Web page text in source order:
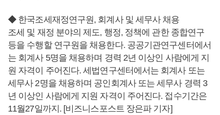
◆ 한국조세재정연구원, 회계사 및 세무사 채용
조세 및 재정 분야의 제도, 행정, 정책에 관한 종합연구
등을 수행할 연구원을 채용한다. 공공기관연구센터에서
는 회계사 5명을 채용하며 경력 2년 이상인 사람에게 지
원 자격이 주어진다. 세법연구센터에서는 회계사 또는
세무사 2명을 채용하며 공인회계사 또는 세무사 경력 3
년 이상인 사람에게 지원 자격이 주어진다. 접수기간은
11월27일까지. [비즈니스포스트 장은파 기자]